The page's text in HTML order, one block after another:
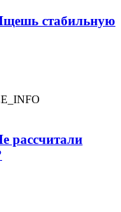
стабильную
рассчитали